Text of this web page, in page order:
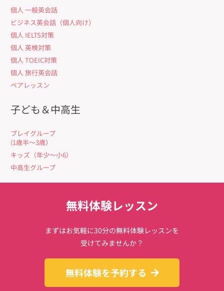
個人 一般英会話
ビジネス英会話（個人向け）
個人 IELTS対策
個人 英検対策
個人 TOEIC対策
個人 旅行英会話
ペアレッスン
子ども＆中高生
プレイグループ
(1歳半〜3歳）
キッズ（年少〜小6）
中高生グループ
無料体験レッスン
まずはお気軽に30分の無料体験レッスンを
受けてみませんか？
無料体験を予約する